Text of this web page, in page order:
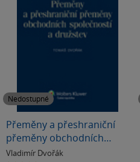
Nedostupné
Přeměny a přeshraniční
přeměny obchodních
společností a družstev
Vladimír Dvořák